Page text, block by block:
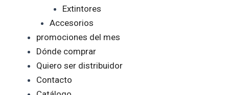
Extintores
Accesorios
promociones del mes
Dónde comprar
Quiero ser distribuidor
Contacto